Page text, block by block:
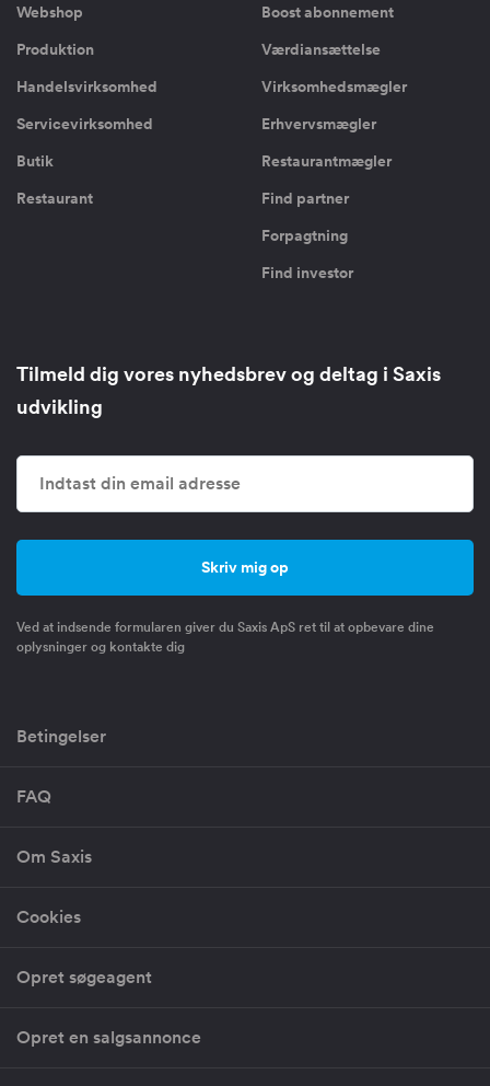
Webshop
Produktion
Handelsvirksomhed
Servicevirksomhed
Butik
Restaurant
Boost abonnement
Værdiansættelse
Virksomhedsmægler
Erhvervsmægler
Restaurantmægler
Find partner
Forpagtning
Find investor
Tilmeld dig vores nyhedsbrev og deltag i Saxis
udvikling
Ved at indsende formularen giver du Saxis ApS ret til at opbevare dine
oplysninger og kontakte dig
Betingelser
FAQ
Om Saxis
Cookies
Opret søgeagent
Opret en salgsannonce